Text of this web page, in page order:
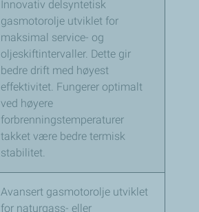
Innovativ delsyntetisk
gasmotorolje utviklet for
maksimal service- og
oljeskiftintervaller. Dette gir
bedre drift med høyest
effektivitet. Fungerer optimalt
ved høyere
forbrenningstemperaturer
takket være bedre termisk
stabilitet.
Avansert gasmotorolje utviklet
for naturgass- eller